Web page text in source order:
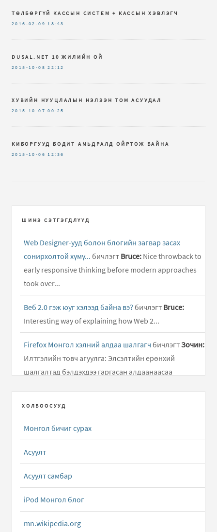
ТӨЛБӨРГҮЙ КАССЫН СИСТЕМ + КАССЫН ХЭВЛЭГЧ
2016-02-09 18:43
DUSAL.NET 10 ЖИЛИЙН ОЙ
2015-10-08 22:12
ХУВИЙН НУУЦЛАЛЫН НЭЛЭЭН ТОМ АСУУДАЛ
2015-10-07 00:25
КИБОРГУУД БОДИТ АМЬДРАЛД ОЙРТОЖ БАЙНА
2015-10-06 12:36
ШИНЭ СЭТГЭГДЛҮҮД
Web Designer-ууд болон блогийн загвар засах
сонирхолтой хүмү... бичлэгт Bruce: Nice throwback to
early responsive thinking before modern approaches
took over...
Веб 2.0 гэж юуг хэлээд байна вэ? бичлэгт Bruce:
Interesting way of explaining how Web 2...
Firefox Монгол хэлний алдаа шалгагч бичлэгтЗочин:
Илтгэлийн товч агуулга: Элсэлтийн ерөнхий
шалгалтад бэлдэхдээ гаргасан алдаанаасаа
Дусал Бичээч ( Mongolian Keyboard Layouts driver )
Монгол Англи тол...
холбоосыг сэргээлээ.
ХОЛБООСУУД
Монгол бичиг сурах
Асуулт
Асуулт самбар
iPod Монгол блог
mn.wikipedia.org